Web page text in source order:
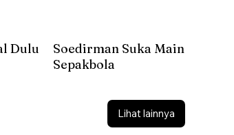
Lihat lainnya
Dulu
Soedirman Suka Main
Sepakbola